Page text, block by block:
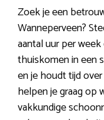
Zoek je een
Wanneperveen?
aantal uur per
thuiskomen in een
en je houdt tijd
helpen je graag op
vakkundige